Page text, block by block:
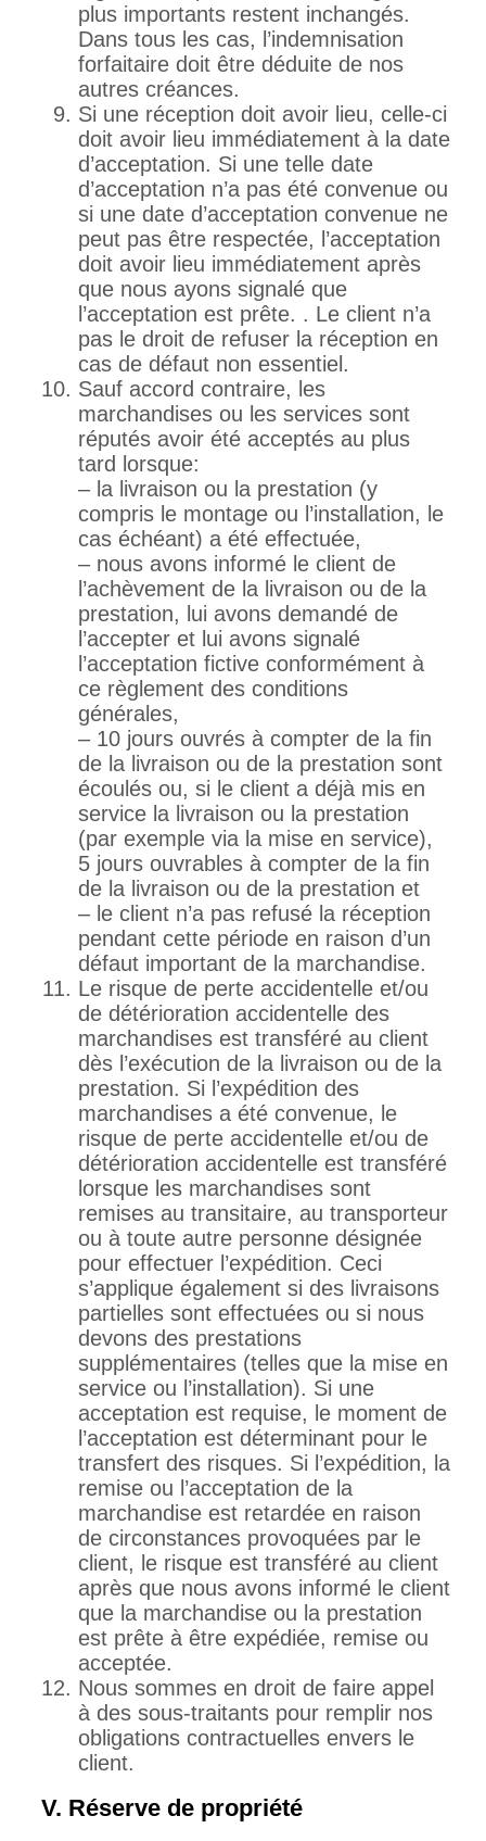
plus importants restent inchangés.
Dans tous les cas, l’indemnisation
forfaitaire doit être déduite de nos
autres créances.
Si une réception doit avoir lieu, celle-ci
doit avoir lieu immédiatement à la date
d’acceptation. Si une telle date
d’acceptation n’a pas été convenue ou
si une date d’acceptation convenue ne
peut pas être respectée, l’acceptation
doit avoir lieu immédiatement après
que nous ayons signalé que
l’acceptation est prête. . Le client n’a
pas le droit de refuser la réception en
cas de défaut non essentiel.
Sauf accord contraire, les
marchandises ou les services sont
réputés avoir été acceptés au plus
tard lorsque:
– la livraison ou la prestation (y
compris le montage ou l’installation, le
cas échéant) a été effectuée,
– nous avons informé le client de
l’achèvement de la livraison ou de la
prestation, lui avons demandé de
l’accepter et lui avons signalé
l’acceptation fictive conformément à
ce règlement des conditions
générales,
– 10 jours ouvrés à compter de la fin
de la livraison ou de la prestation sont
écoulés ou, si le client a déjà mis en
service la livraison ou la prestation
(par exemple via la mise en service),
5 jours ouvrables à compter de la fin
de la livraison ou de la prestation et
– le client n’a pas refusé la réception
pendant cette période en raison d’un
défaut important de la marchandise.
Le risque de perte accidentelle et/ou
de détérioration accidentelle des
marchandises est transféré au client
dès l’exécution de la livraison ou de la
prestation. Si l’expédition des
marchandises a été convenue, le
risque de perte accidentelle et/ou de
détérioration accidentelle est transféré
lorsque les marchandises sont
remises au transitaire, au transporteur
ou à toute autre personne désignée
pour effectuer l’expédition. Ceci
s’applique également si des livraisons
partielles sont effectuées ou si nous
devons des prestations
supplémentaires (telles que la mise en
service ou l’installation). Si une
acceptation est requise, le moment de
l’acceptation est déterminant pour le
transfert des risques. Si l’expédition, la
remise ou l’acceptation de la
marchandise est retardée en raison
de circonstances provoquées par le
client, le risque est transféré au client
après que nous avons informé le client
que la marchandise ou la prestation
est prête à être expédiée, remise ou
acceptée.
Nous sommes en droit de faire appel
à des sous-traitants pour remplir nos
obligations contractuelles envers le
client.
V. Réserve de propriété